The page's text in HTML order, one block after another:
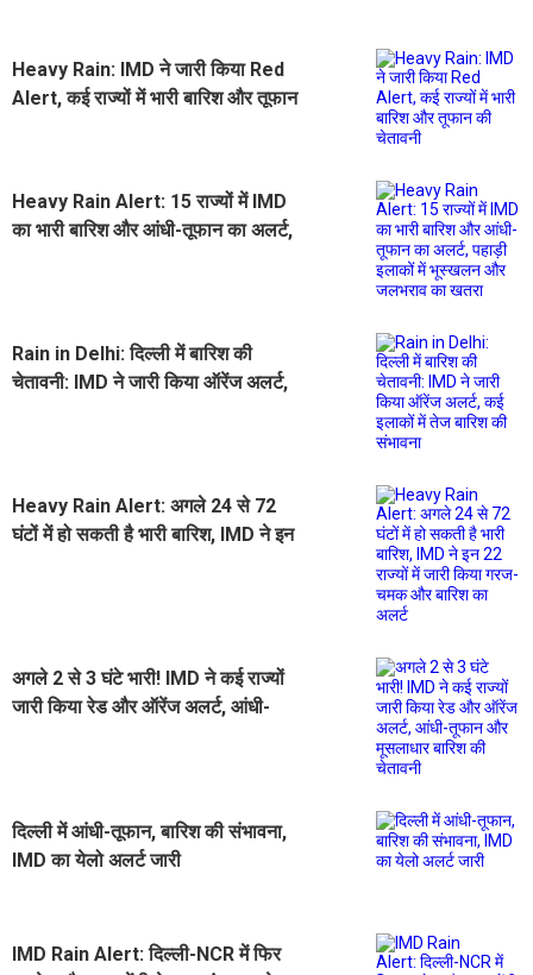
Heavy Rain: IMD ने जारी किया Red
Alert, कई राज्यों में भारी बारिश और तूफान
Heavy Rain Alert: 15 राज्यों में IMD
का भारी बारिश और आंधी-तूफान का अलर्ट,
Rain in Delhi: दिल्ली में बारिश की
चेतावनी: IMD ने जारी किया ऑरेंज अलर्ट,
Heavy Rain Alert: अगले 24 से 72
घंटों में हो सकती है भारी बारिश, IMD ने इन
अगले 2 से 3 घंटे भारी! IMD ने कई राज्यों
जारी किया रेड और ऑरेंज अलर्ट, आंधी-
दिल्ली में आंधी-तूफान, बारिश की संभावना,
IMD का येलो अलर्ट जारी
IMD Rain Alert: दिल्ली-NCR में फिर